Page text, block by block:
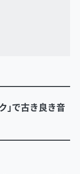
」で古き良き音